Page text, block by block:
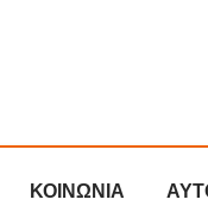
ΚΟΙΝΩΝΙΑ